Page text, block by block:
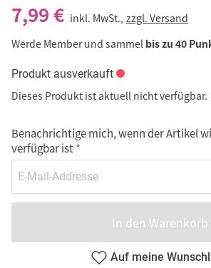
7,99 € inkl. MwSt., zzgl. Versand
Werde Member und sammel bis zu 40
Produkt ausverkauft
Dieses Produkt ist aktuell nicht verfügbar.
Benachrichtige mich, wenn der Artikel
verfügbar ist
In den Warenkorb
Auf meine